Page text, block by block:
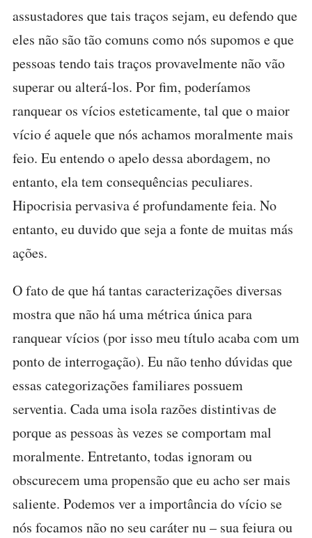
assustadores que tais traços sejam, eu defendo que
eles não são tão comuns como nós supomos e que
pessoas tendo tais traços provavelmente não vão
superar ou alterá-los. Por fim, poderíamos
ranquear os vícios esteticamente, tal que o maior
vício é aquele que nós achamos moralmente mais
feio. Eu entendo o apelo dessa abordagem, no
entanto, ela tem consequências peculiares.
Hipocrisia pervasiva é profundamente feia. No
entanto, eu duvido que seja a fonte de muitas más
ações.
O fato de que há tantas caracterizações diversas
mostra que não há uma métrica única para
ranquear vícios (por isso meu título acaba com um
ponto de interrogação). Eu não tenho dúvidas que
essas categorizações familiares possuem
serventia. Cada uma isola razões distintivas de
porque as pessoas às vezes se comportam mal
moralmente. Entretanto, todas ignoram ou
obscurecem uma propensão que eu acho ser mais
saliente. Podemos ver a importância do vício se
nós focamos não no seu caráter nu – sua feiura ou